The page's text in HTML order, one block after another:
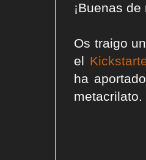
¡Buenas
Os traigo
el
ha
metacrilato.